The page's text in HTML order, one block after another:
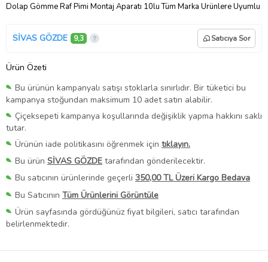
Dolap Gömme Raf Pimi Montaj Aparatı 10lu Tüm Marka Ürünlere Uyumlu
SİVAS GÖZDE 9,3 Satıcıya Sor
Ürün Özeti
Bu ürünün kampanyalı satışı stoklarla sınırlıdır. Bir tüketici bu
kampanya stoğundan maksimum 10 adet satın alabilir.
Çiçeksepeti kampanya koşullarında değişiklik yapma hakkını saklı
tutar.
Ürünün iade politikasını öğrenmek için tıklayın.
Bu ürün SİVAS GÖZDE tarafından gönderilecektir.
Bu satıcının ürünlerinde geçerli 350,00 TL Üzeri Kargo Bedava
Bu Satıcının Tüm Ürünlerini Görüntüle
Ürün sayfasında gördüğünüz fiyat bilgileri, satıcı tarafından
belirlenmektedir.